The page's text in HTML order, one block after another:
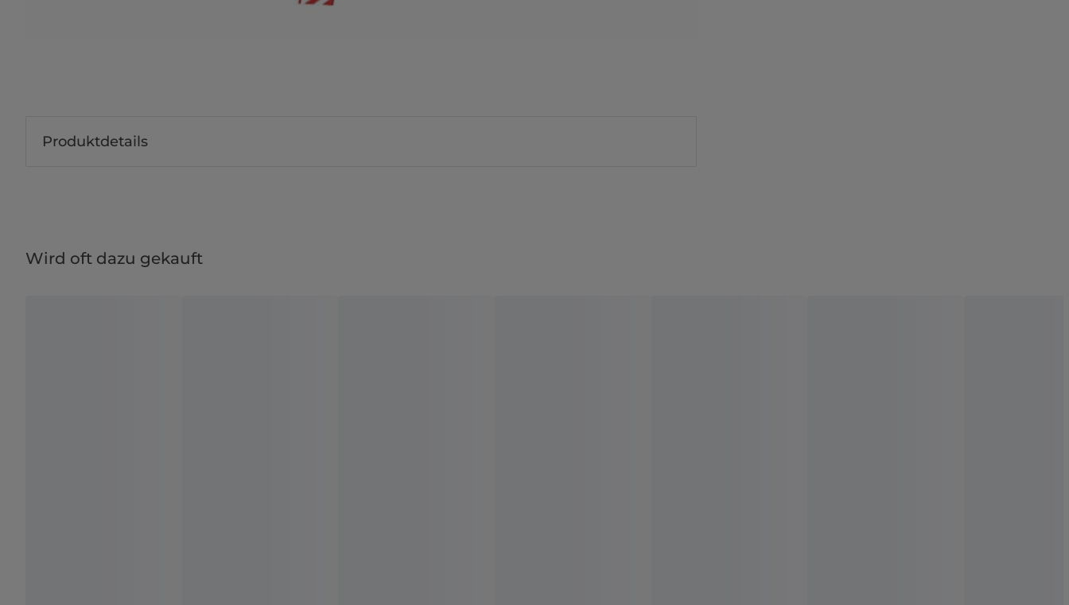
Produktdetails
Wird oft dazu gekauft